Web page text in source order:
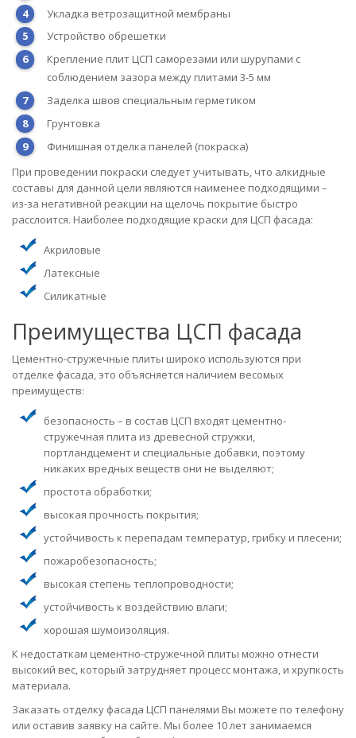
Укладка ветрозащитной мембраны
Устройство обрешетки
Крепление плит ЦСП саморезами или шурупами с
соблюдением зазора между плитами 3-5 мм
Заделка швов специальным герметиком
Грунтовка
Финишная отделка панелей (покраска)
При проведении покраски следует учитывать, что алкидные
составы для данной цели являются наименее подходящими –
из-за негативной реакции на щелочь покрытие быстро
расслоится. Наиболее подходящие краски для ЦСП фасада:
Акриловые
Латексные
Силикатные
Преимущества ЦСП фасада
Цементно-стружечные плиты широко используются при
отделке фасада, это объясняется наличием весомых
преимуществ:
безопасность – в состав ЦСП входят цементно-
стружечная плита из древесной стружки,
портландцемент и специальные добавки, поэтому
никаких вредных веществ они не выделяют;
простота обработки;
высокая прочность покрытия;
устойчивость к перепадам температур, грибку и плесени;
пожаробезопасность;
высокая степень теплопроводности;
устойчивость к воздействию влаги;
хорошая шумоизоляция.
К недостаткам цементно-стружечной плиты можно отнести
высокий вес, который затрудняет процесс монтажа, и хрупкость
материала.
Заказать отделку фасада ЦСП панелями Вы можете по телефону
или оставив заявку на сайте. Мы более 10 лет занимаемся